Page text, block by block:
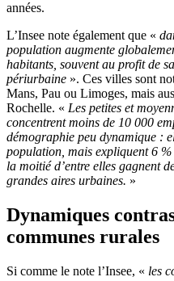
années.
L’Insee note également que «
population augmente
habitants, souvent au profit de
périurbaine ». Ces villes sont
Mans, Pau ou Limoges, mais
Rochelle. « Les petites et
concentrent moins de 10 000
démographie peu dynamique :
population, mais expliquent 6
la moitié d’entre elles gagnent
grandes aires urbaines. »
Dynamiques
communes rurales
Si comme le note l’Insee, « les